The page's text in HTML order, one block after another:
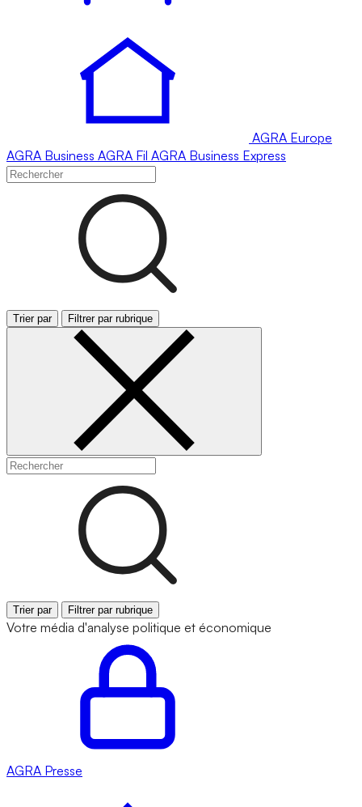
AGRA Europe
AGRA Business AGRA Fil AGRA Business Express
Trier par Filtrer par rubrique
Trier par Filtrer par rubrique
Votre média d'analyse politique et économique
AGRA Presse